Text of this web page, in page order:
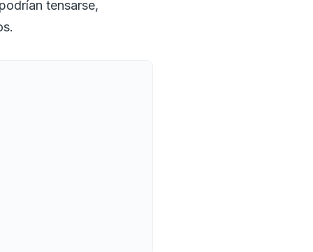
tensarse,